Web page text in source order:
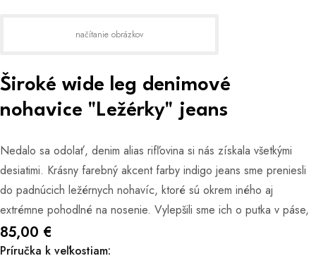
načítanie obrázkov
Široké wide leg denimové
nohavice "Ležérky" jeans
Nedalo sa odolať, denim alias rifľovina si nás získala všetkými
desiatimi. Krásny farebný akcent farby indigo jeans sme preniesli
do padnúcich ležérnych nohavíc, ktoré sú okrem iného aj
extrémne pohodlné na nosenie. Vylepšili sme ich o putka v páse,
pre tie, ktoré obľúbujete nosenie nohavíc s opaskom. Ležérky sú
nohavicové stálice pre ideálne strávenie dňa v office a následne
85,00 €
Príručka k veľkostiam: